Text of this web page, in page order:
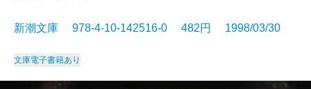
新潮文庫 978-4-10-142516-0 482円 1998/03/30
文庫電子書籍あり